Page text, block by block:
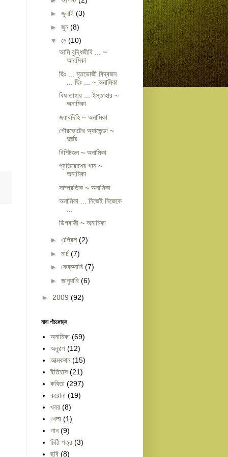
► জুলাই (3)
► জুন(8)
▼ মে(10)
আমি বুদ্ধিজীবি ... ~
অনামিকা
ছিঃ ... মৃতভোজী বিদ্বজন
... ছিঃ ... ~ অনামিকা
বিষ তাহার ... ইস্তাহার ~
অনামিকা
জবাবদিহি ~ অনামিকা
পৌরভোটের অ্যাজেন্ডা ~
দুর্জয়
বিশিষ্টজন ~ অনামিকা
প্রতিরোধের গান ~
অনামিকা
সাম্প্রতিক ~ অনামিকা
অনামিকা ... নিজেই নিজেকে
ডিগবাজী ~ অনামিকা
► এপ্রিল (2)
► মার্চ(7)
► ফেব্রুয়ারি (7)
► জানুয়ারি (6)
► 2009 (92)
নানা পাঁচফোড়ন
অনামিকা (69)
অনুগল্প (12)
আত্মকথন (15)
ইতিহাস (21)
কবিতা (297)
করোনা (19)
খবর (8)
খেলা (1)
গান (9)
চিঠি পত্র (3)
ছবি (8)